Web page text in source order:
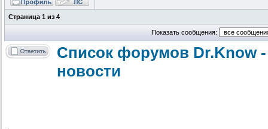
Страница 1 из 4
Показать сообщения:
Список форумов Dr.Know
новости